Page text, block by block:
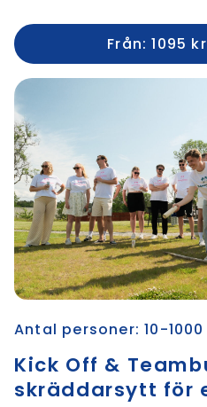
Från: 1095
Antal personer: 10-1000
Kick Off &
skräddarsytt för